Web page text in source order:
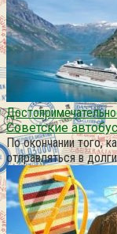
Советские
По окончании того,
отправляться в